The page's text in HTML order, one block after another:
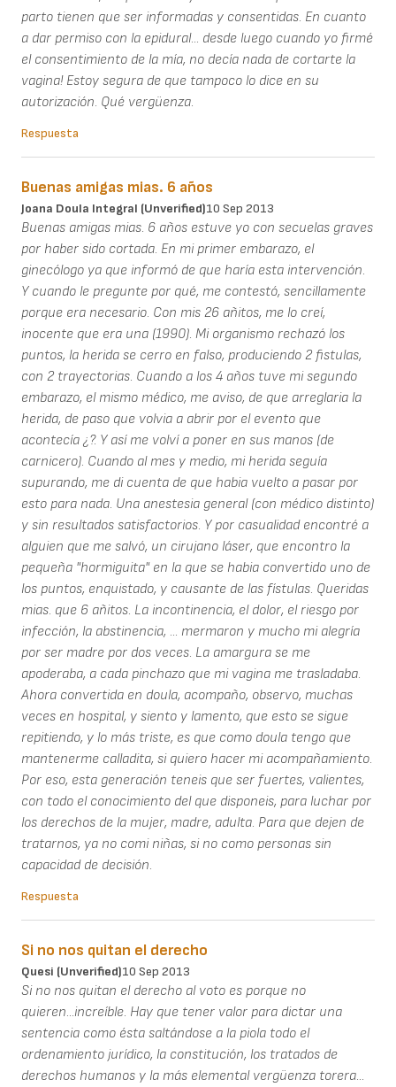
parto tienen que ser informadas y consentidas. En cuanto
a dar permiso con la epidural... desde luego cuando yo firmé
el consentimiento de la mía, no decía nada de cortarte la
vagina! Estoy segura de que tampoco lo dice en su
autorización. Qué vergüenza.
Respuesta
Buenas amigas mias. 6 años
Joana Doula Integral (unverified)10 Sep 2013
Buenas amigas mias. 6 años estuve yo con secuelas graves
por haber sido cortada. En mi primer embarazo, el
ginecólogo ya que informó de que haría esta intervención.
Y cuando le pregunte por qué, me contestó, sencillamente
porque era necesario. Con mis 26 añitos, me lo creí,
inocente que era una (1990). Mi organismo rechazó los
puntos, la herida se cerro en falso, produciendo 2 fistulas,
con 2 trayectorias. Cuando a los 4 años tuve mi segundo
embarazo, el mismo médico, me aviso, de que arreglaria la
herida, de paso que volvia a abrir por el evento que
acontecía ¿?. Y así me volví a poner en sus manos (de
carnicero). Cuando al mes y medio, mi herida seguía
supurando, me di cuenta de que habia vuelto a pasar por
esto para nada. Una anestesia general (con médico distinto)
y sin resultados satisfactorios. Y por casualidad encontré a
alguien que me salvó, un cirujano láser, que encontro la
pequeña "hormiguita" en la que se habia convertido uno de
los puntos, enquistado, y causante de las fístulas. Queridas
mias. que 6 añitos. La incontinencia, el dolor, el riesgo por
infección, la abstinencia, ... mermaron y mucho mi alegría
por ser madre por dos veces. La amargura se me
apoderaba, a cada pinchazo que mi vagina me trasladaba.
Ahora convertida en doula, acompaño, observo, muchas
veces en hospital, y siento y lamento, que esto se sigue
repitiendo, y lo más triste, es que como doula tengo que
mantenerme calladita, si quiero hacer mi acompañamiento.
Por eso, esta generación teneis que ser fuertes, valientes,
con todo el conocimiento del que disponeis, para luchar por
los derechos de la mujer, madre, adulta. Para que dejen de
tratarnos, ya no comi niñas, si no como personas sin
capacidad de decisión.
Respuesta
Si no nos quitan el derecho
Quesi (unverified)10 Sep 2013
Si no nos quitan el derecho al voto es porque no
quieren...increíble. Hay que tener valor para dictar una
sentencia como ésta saltándose a la piola todo el
ordenamiento jurídico, la constitución, los tratados de
derechos humanos y la más elemental vergüenza torera...